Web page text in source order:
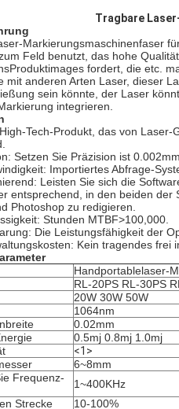
Tragbare
Markierungsmaschinenfaser
Feld benutzt, das hohe
fordert, die etc.
mit anderen Arten Laser, dieser
sein könnte, der Laser
integrieren.
Tech-Produkt, das von
Setzen Sie Präzision ist
Importiertes Abfrage-
Leisten Sie sich die
entsprechend, in den beiden der
Photoshop zu redigieren.
Stunden MTBF>100,000.
Die Leistungsfähigkeit der
Kein tragendes frei
Handportablelaser-
RL-20PS RL-30PS
20W 30W 50W
1064nm
0.02mm
0.5mj 0.8mj 1.0mj
<1>
6~8mm
Frequenz-
1~400KHz
Strecke
10-100%